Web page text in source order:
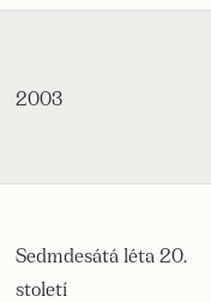
2003
Sedmdesátá léta 20.
století